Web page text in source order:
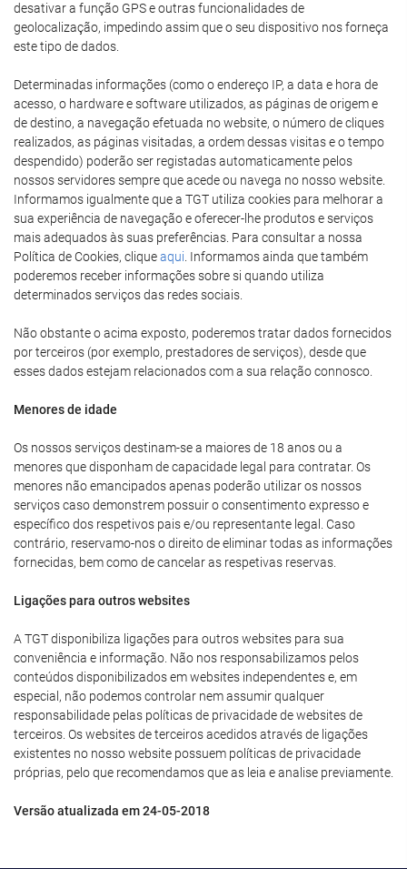
desativar a função GPS e outras funcionalidades de
geolocalização, impedindo assim que o seu dispositivo nos forneça
este tipo de dados.
Determinadas informações (como o endereço IP, a data e hora de
acesso, o hardware e software utilizados, as páginas de origem e
de destino, a navegação efetuada no website, o número de cliques
realizados, as páginas visitadas, a ordem dessas visitas e o tempo
despendido) poderão ser registadas automaticamente pelos
nossos servidores sempre que acede ou navega no nosso website.
Informamos igualmente que a TGT utiliza cookies para melhorar a
sua experiência de navegação e oferecer-lhe produtos e serviços
mais adequados às suas preferências. Para consultar a nossa
Política de Cookies, cliqueaqui . Informamos ainda que também
poderemos receber informações sobre si quando utiliza
determinados serviços das redes sociais.
Não obstante o acima exposto, poderemos tratar dados fornecidos
por terceiros (por exemplo, prestadores de serviços), desde que
esses dados estejam relacionados com a sua relação connosco.
Menores de idade
Os nossos serviços destinam-se a maiores de 18 anos ou a
menores que disponham de capacidade legal para contratar. Os
menores não emancipados apenas poderão utilizar os nossos
serviços caso demonstrem possuir o consentimento expresso e
específico dos respetivos pais e/ou representante legal. Caso
contrário, reservamo-nos o direito de eliminar todas as informações
fornecidas, bem como de cancelar as respetivas reservas.
Ligações para outros websites
A TGT disponibiliza ligações para outros websites para sua
conveniência e informação. Não nos responsabilizamos pelos
conteúdos disponibilizados em websites independentes e, em
especial, não podemos controlar nem assumir qualquer
responsabilidade pelas políticas de privacidade de websites de
terceiros. Os websites de terceiros acedidos através de ligações
existentes no nosso website possuem políticas de privacidade
próprias, pelo que recomendamos que as leia e analise previamente.
Versão atualizada em 24-05-2018